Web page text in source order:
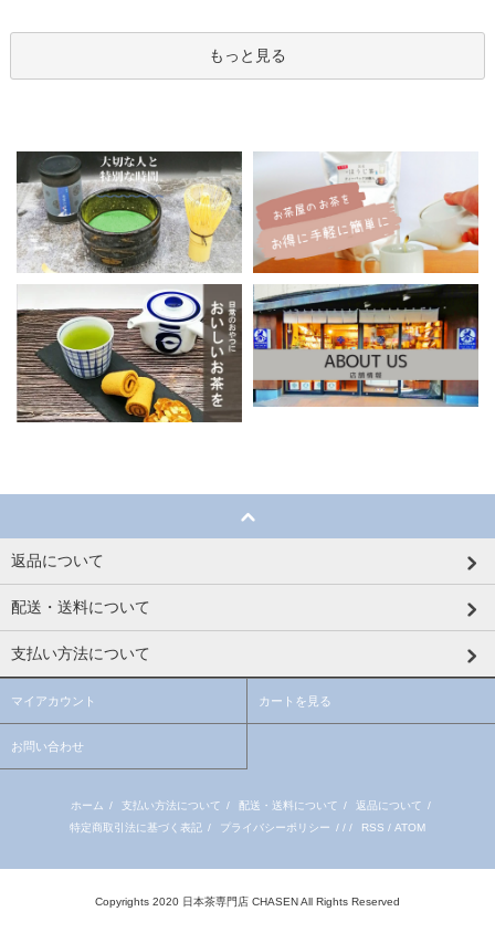
もっと見る
返品について
配送・送料について
支払い方法について
マイアカウント カートを見る
お問い合わせ
ホーム / 支払い方法について / 配送・送料について / 返品について /
特定商取引法に基づく表記 / プライバシーポリシー / / / RSS / ATOM
Copyrights 2020 日本茶専門店 CHASEN All Rights Reserved